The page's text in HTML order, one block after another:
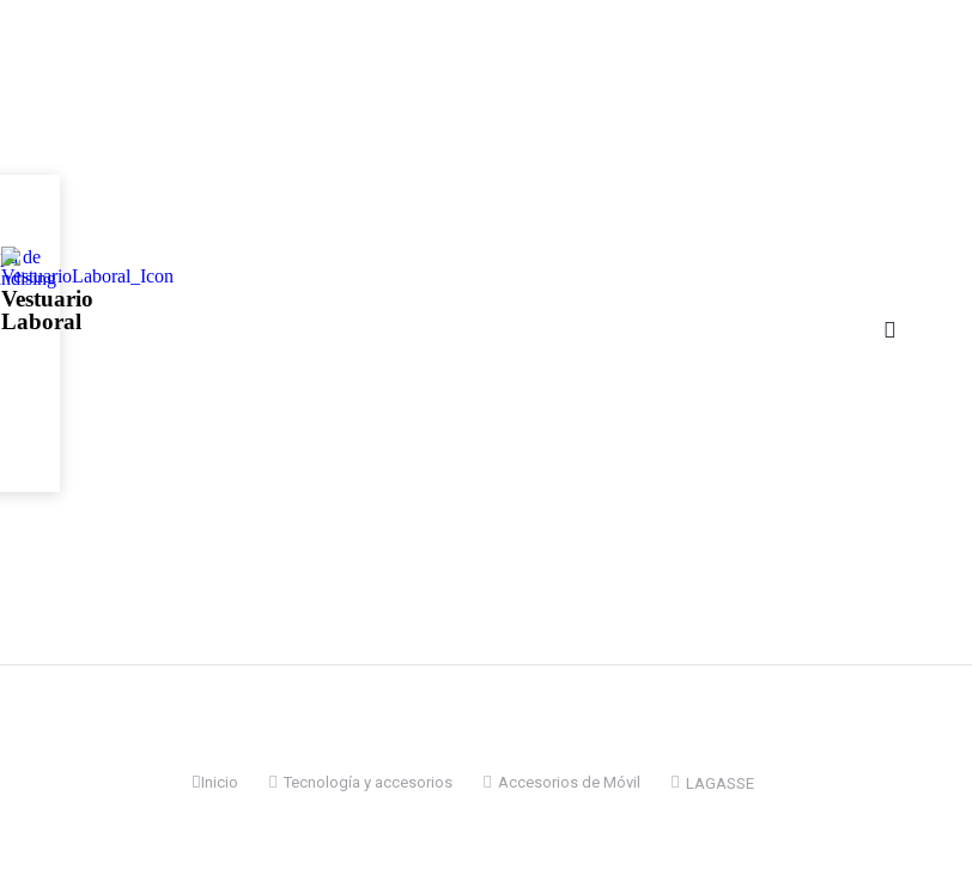
Vestuario
Laboral
Estás aquí:
Inicio Tecnología y accesorios Accesorios de Móvil LAGASSE